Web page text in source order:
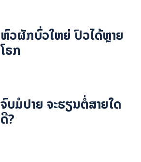
ຫົວຜັກບົ່ວໃຫຍ່ ປົວໄດ້ຫຼາຍ
ໂຣກ
ຈົບມໍປາຍ ຈະຮຽນຕໍ່ສາຍໃດ
ດີ?